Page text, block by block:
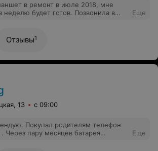
в ремонт в июле 2018, мне
неделю будет готов. Позвонила в
сентября 2018 ни один телефон не
никто не открывает. Сегодня
и опять ответил что пару
Еще
Отзывы1
13 с 09:00
Покупал родителям телефон
Через пару месяцев батарея
осуществляла эта фирма (айти-
Еще